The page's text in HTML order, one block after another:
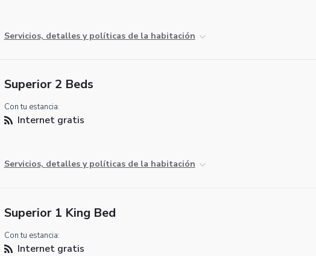
Servicios, detalles y políticas de la habitación
Superior 2 Beds
Con tu estancia:
Internet gratis
Servicios, detalles y políticas de la habitación
Superior 1 King Bed
Con tu estancia:
Internet gratis